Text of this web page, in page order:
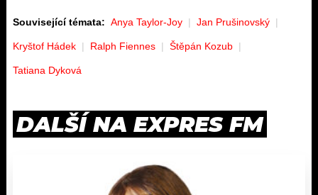
Související témata: Anya Taylor-Joy Jan Prušinovský
Kryštof Hádek Ralph Fiennes Štěpán Kozub
Tatiana Dyková
DALŠÍ NA EXPRES FM